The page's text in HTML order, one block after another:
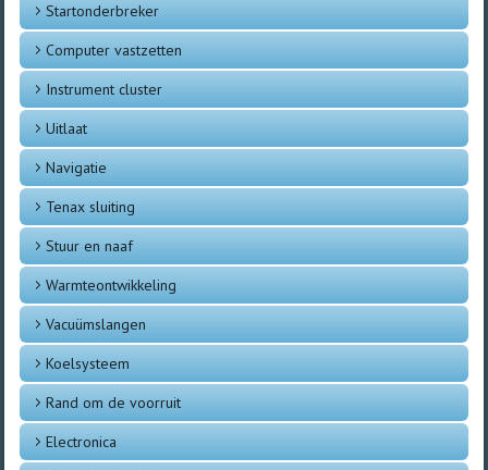
Startonderbreker
Computer vastzetten
Instrument cluster
Uitlaat
Navigatie
Tenax sluiting
Stuur en naaf
Warmteontwikkeling
Vacuümslangen
Koelsysteem
Rand om de voorruit
Electronica